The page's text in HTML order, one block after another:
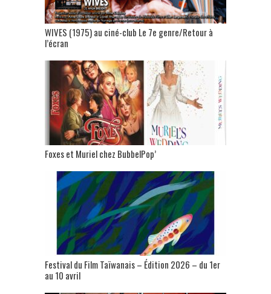
WIVES (1975) au ciné-club Le 7e genre/Retour à
l’écran
Foxes et Muriel chez BubbelPop’
Festival du Film Taïwanais – Édition 2026 – du 1er
au 10 avril